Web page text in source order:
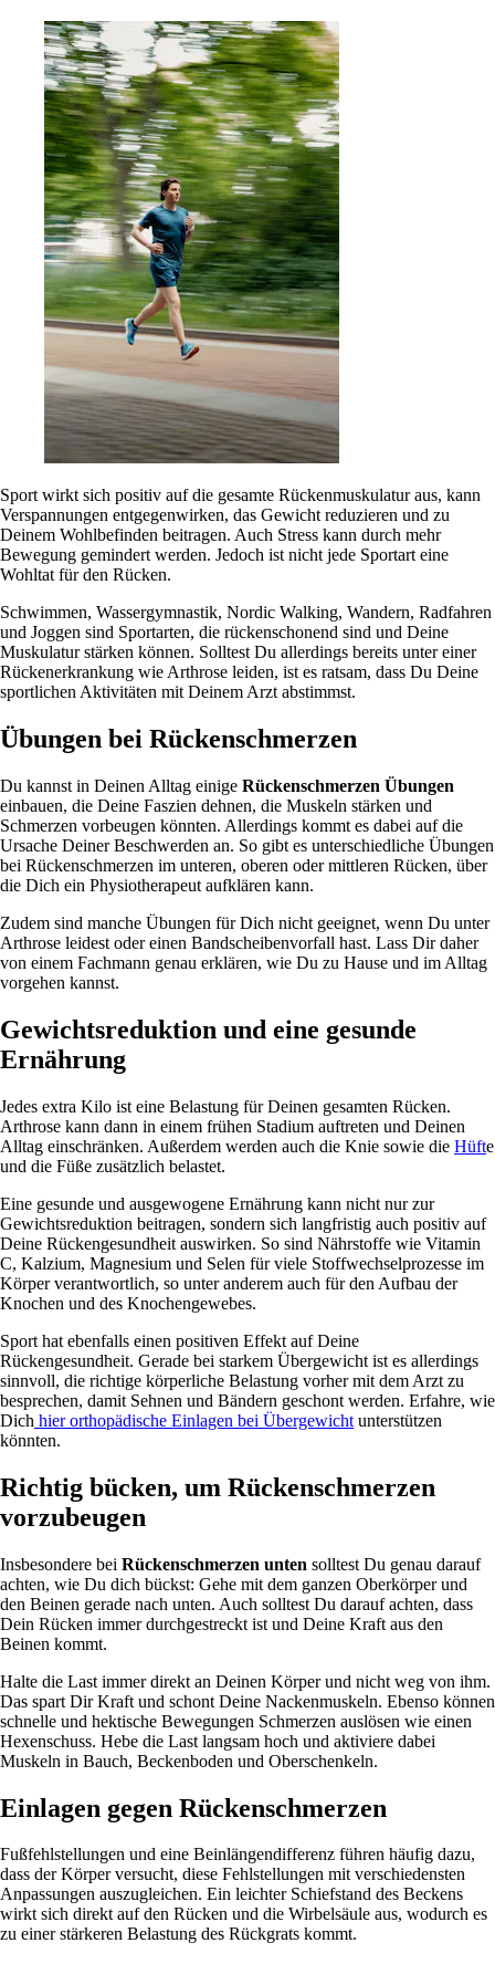
Sport wirkt sich positiv auf die gesamte Rückenmuskulatur aus, kann
Verspannungen entgegenwirken, das Gewicht reduzieren und zu
Deinem Wohlbefinden beitragen. Auch Stress kann durch mehr
Bewegung gemindert werden. Jedoch ist nicht jede Sportart eine
Wohltat für den Rücken.
Schwimmen, Wassergymnastik, Nordic Walking, Wandern, Radfahren
und Joggen sind Sportarten, die rückenschonend sind und Deine
Muskulatur stärken können. Solltest Du allerdings bereits unter einer
Rückenerkrankung wie Arthrose leiden, ist es ratsam, dass Du Deine
sportlichen Aktivitäten mit Deinem Arzt abstimmst.
Übungen bei Rückenschmerzen
Du kannst in Deinen Alltag einige Rückenschmerzen Übungen
einbauen, die Deine Faszien dehnen, die Muskeln stärken und
Schmerzen vorbeugen könnten. Allerdings kommt es dabei auf die
Ursache Deiner Beschwerden an. So gibt es unterschiedliche Übungen
bei Rückenschmerzen im unteren, oberen oder mittleren Rücken, über
die Dich ein Physiotherapeut aufklären kann.
Zudem sind manche Übungen für Dich nicht geeignet, wenn Du unter
Arthrose leidest oder einen Bandscheibenvorfall hast. Lass Dir daher
von einem Fachmann genau erklären, wie Du zu Hause und im Alltag
vorgehen kannst.
Gewichtsreduktion und eine gesunde
Ernährung
Jedes extra Kilo ist eine Belastung für Deinen gesamten Rücken.
Arthrose kann dann in einem frühen Stadium auftreten und Deinen
Alltag einschränken. Außerdem werden auch die Knie sowie die Hüfte
und die Füße zusätzlich belastet.
Eine gesunde und ausgewogene Ernährung kann nicht nur zur
Gewichtsreduktion beitragen, sondern sich langfristig auch positiv auf
Deine Rückengesundheit auswirken. So sind Nährstoffe wie Vitamin
C, Kalzium, Magnesium und Selen für viele Stoffwechselprozesse im
Körper verantwortlich, so unter anderem auch für den Aufbau der
Knochen und des Knochengewebes.
Sport hat ebenfalls einen positiven Effekt auf Deine
Rückengesundheit. Gerade bei starkem Übergewicht ist es allerdings
sinnvoll, die richtige körperliche Belastung vorher mit dem Arzt zu
besprechen, damit Sehnen und Bändern geschont werden. Erfahre, wie
Dich hier orthopädische Einlagen bei Übergewicht unterstützen
könnten.
Richtig bücken, um Rückenschmerzen
vorzubeugen
Insbesondere bei Rückenschmerzen unten solltest Du genau darauf
achten, wie Du dich bückst: Gehe mit dem ganzen Oberkörper und
den Beinen gerade nach unten. Auch solltest Du darauf achten, dass
Dein Rücken immer durchgestreckt ist und Deine Kraft aus den
Beinen kommt.
Halte die Last immer direkt an Deinen Körper und nicht weg von ihm.
Das spart Dir Kraft und schont Deine Nackenmuskeln. Ebenso können
schnelle und hektische Bewegungen Schmerzen auslösen wie einen
Hexenschuss. Hebe die Last langsam hoch und aktiviere dabei
Muskeln in Bauch, Beckenboden und Oberschenkeln.
Einlagen gegen Rückenschmerzen
Fußfehlstellungen und eine Beinlängendifferenz führen häufig dazu,
dass der Körper versucht, diese Fehlstellungen mit verschiedensten
Anpassungen auszugleichen. Ein leichter Schiefstand des Beckens
wirkt sich direkt auf den Rücken und die Wirbelsäule aus, wodurch es
zu einer stärkeren Belastung des Rückgrats kommt.